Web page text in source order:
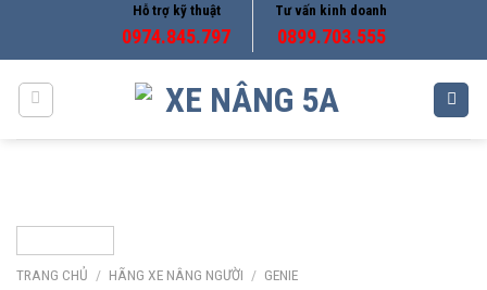
content
Hỗ trợ kỹ thuật
0974.845.797
Tư vấn kinh doanh
0899.703.555
TRANG CHỦ / HÃNG XE NÂNG NGƯỜI / GENIE